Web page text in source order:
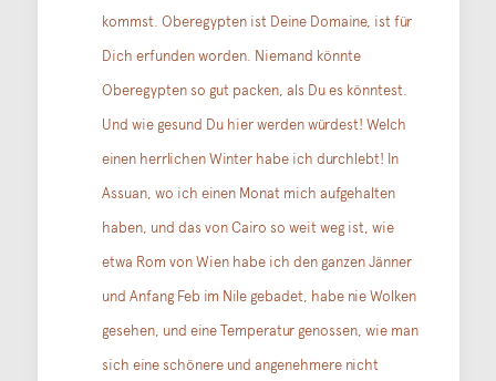
kommst. Oberegypten ist Deine Domaine, ist für
Dich erfunden worden. Niemand könnte
Oberegypten so gut packen, als Du es könntest.
Und wie gesund Du hier werden würdest! Welch
einen herrlichen Winter habe ich durchlebt! In
Assuan, wo ich einen Monat mich aufgehalten
haben, und das von Cairo so weit weg ist, wie
etwa Rom von Wien habe ich den ganzen Jänner
und Anfang Feb im Nile gebadet, habe nie Wolken
gesehen, und eine Temperatur genossen, wie man
sich eine schönere und angenehmere nicht